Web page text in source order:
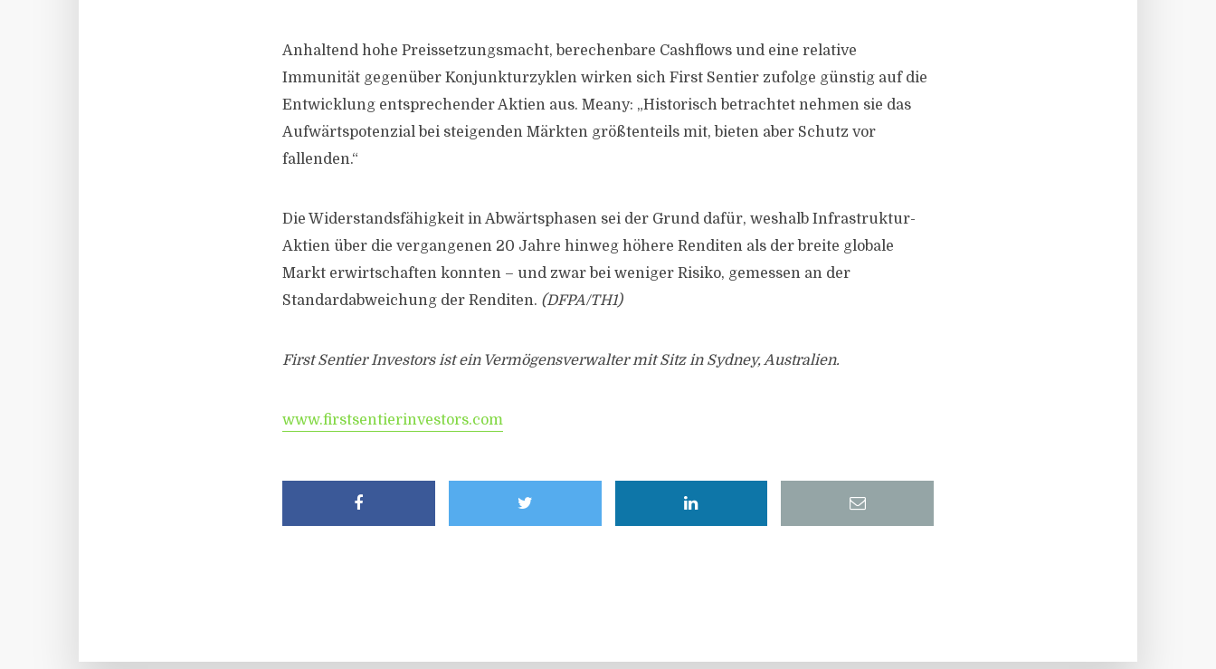
Anhaltend hohe Preissetzungsmacht, berechenbare Cashflows und eine relative
Immunität gegenüber Konjunkturzyklen wirken sich First Sentier zufolge günstig auf die
Entwicklung entsprechender Aktien aus. Meany: „Historisch betrachtet nehmen sie das
Aufwärtspotenzial bei steigenden Märkten größtenteils mit, bieten aber Schutz vor
fallenden.“
Die Widerstandsfähigkeit in Abwärtsphasen sei der Grund dafür, weshalb Infrastruktur-
Aktien über die vergangenen 20 Jahre hinweg höhere Renditen als der breite globale
Markt erwirtschaften konnten – und zwar bei weniger Risiko, gemessen an der
Standardabweichung der Renditen. (DFPA/TH1)
First Sentier Investors ist ein Vermögensverwalter mit Sitz in Sydney, Australien.
www.firstsentierinvestors.com